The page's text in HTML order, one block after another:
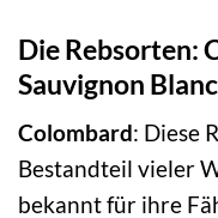
Die Rebsorten:
Sauvignon Blanc
Colombard: Diese
Bestandteil vieler
bekannt für ihre